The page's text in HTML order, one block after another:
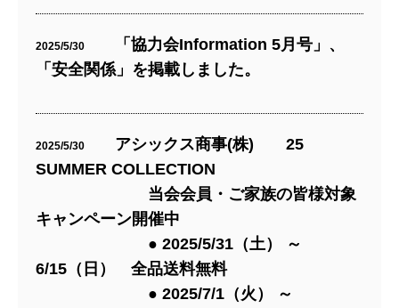
2025/5/30
「協力会Information 5月号」、
「安全関係」を掲載しました。
2025/5/30
アシックス商事(株) 25
SUMMER COLLECTION
当会会員・ご家族の皆様対象
キャンペーン開催中
● 2025/5/31（土） ～
6/15（日） 全品送料無料
● 2025/7/1（火） ～